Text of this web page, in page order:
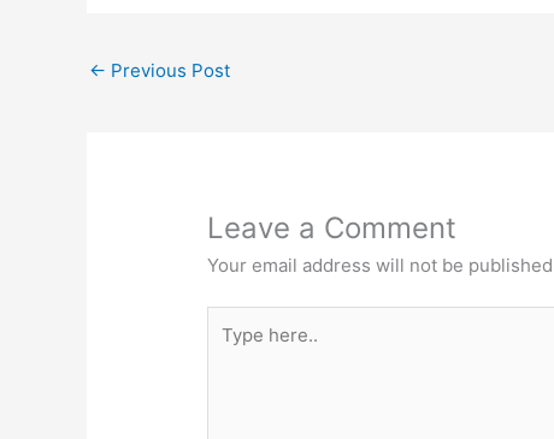
← Previous Post
Leave a Comment
Your email address will not be
here..